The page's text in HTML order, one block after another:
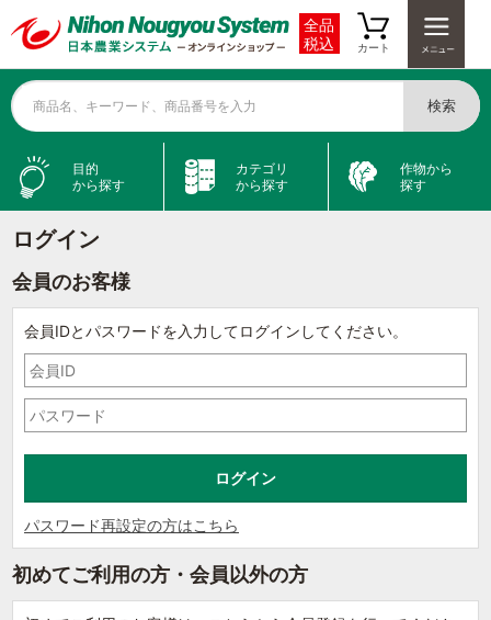
全品
税込
カート
商品名、キーワード、商品番号を入力 検索
目的
から探す
カテゴリ
から探す
作物から
探す
ログイン
会員のお客様
会員IDとパスワードを入力してログインしてください。
パスワード再設定の方はこちら
初めてご利用の方・会員以外の方